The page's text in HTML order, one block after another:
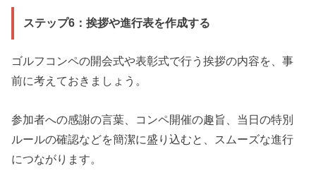
ステップ6：挨拶や進行表を作成する
ゴルフコンペの開会式や表彰式で行う挨拶の内容を、事
前に考えておきましょう。
参加者への感謝の言葉、コンペ開催の趣旨、当日の特別
ルールの確認などを簡潔に盛り込むと、スムーズな進行
につながります。